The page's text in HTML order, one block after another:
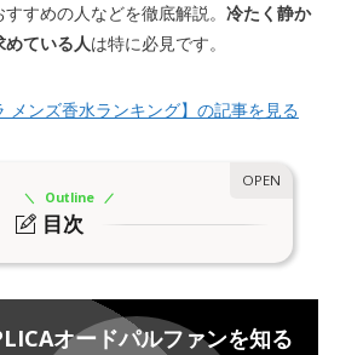
すめの人などを徹底解説。 冷たく静か
ている人は特に必見です。
ンズ香水ランキング】の記事を見る
目次
Outline
、夜の物語
オードパルファンを知る